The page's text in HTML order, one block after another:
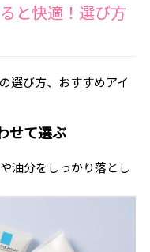
と快適！選び方
選び方、おすすめアイ
せて選ぶ
油分をしっかり落とし